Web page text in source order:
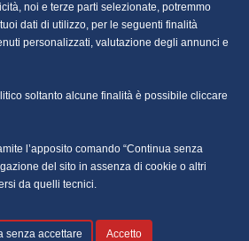
DI LAVORO ROMA
DI LAVORO TRIESTE
DI LAVORO VENEZIA
noi e terze parti selezionate, potremmo
dati di utilizzo, per le seguenti finalità
personalizzati, valutazione degli annunci e
soltanto alcune finalità è possibile cliccare
l’apposito comando “Continua senza
del sito in assenza di cookie o altri
da quelli tecnici.
senza accettare Accetto